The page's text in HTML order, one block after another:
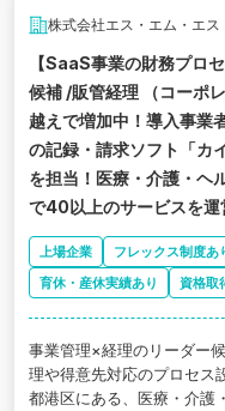
株式会社エス・エム・エス
【SaaS事業の財務プロ
候補 /販管経理 （コーポ
越えで増加中！導入事業
の記録・請求ソフト「カ
を担当！医療・介護・ヘ
で40以上のサービスを運
上場企業 フレックス制度あ
育休・産休実績あり
資格取
事業管理×経理のリーダー
理や得意先対応のプロセス
都港区にある、医療・介護